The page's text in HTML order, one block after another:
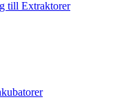
till Extraktorer